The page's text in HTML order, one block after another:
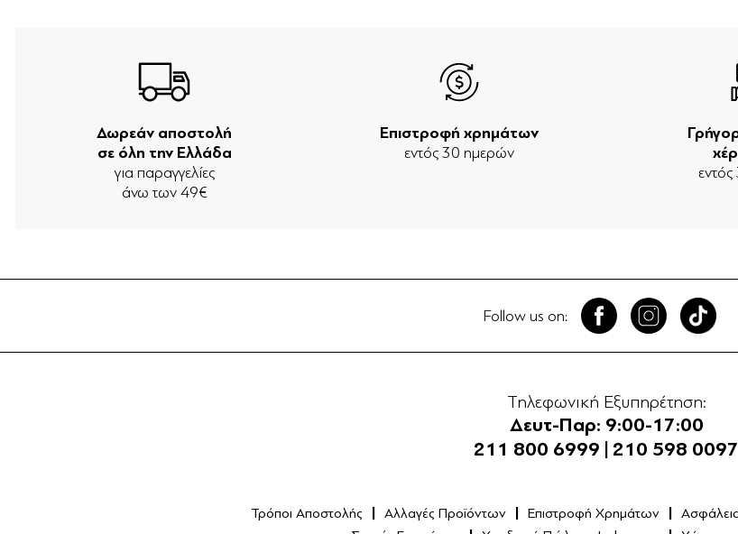
Δωρεάν αποστολή
σε όλη την Ελλάδα
για παραγγελίες
άνω των 49€
Επιστροφή χρημάτων
εντός 30 ημερών
Follow us on:
Τηλεφωνική Εξυπηρέτηση:
Δευτ-Παρ: 9:00-17:00
211 800 6999
210 598 0097
Τρόποι Αποστολής Αλλαγές Προϊόντων Επιστροφή Χρημάτων